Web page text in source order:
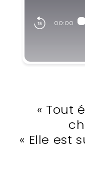
« Tout
« Elle est